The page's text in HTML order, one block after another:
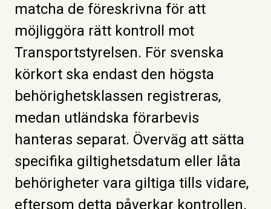
matcha de föreskrivna för att
möjliggöra rätt kontroll mot
Transportstyrelsen. För svenska
körkort ska endast den högsta
behörighetsklassen registreras,
medan utländska förarbevis
hanteras separat. Överväg att sätta
specifika giltighetsdatum eller låta
behörigheter vara giltiga tills vidare,
eftersom detta påverkar kontrollen.